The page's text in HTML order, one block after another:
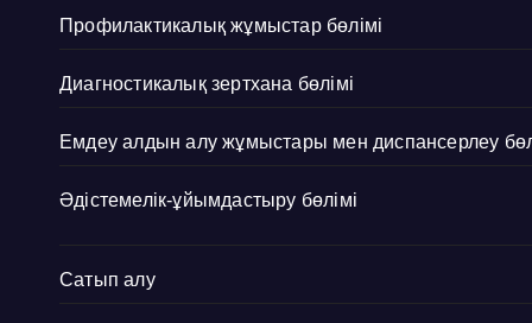
Профилактикалық жұмыстар бөлімі
Диагностикалық зертхана бөлімі
Емдеу алдын алу жұмыстары мен диспансерлеу
Әдістемелік-ұйымдастыру бөлімі
Сатып алу